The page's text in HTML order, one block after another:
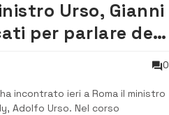
Urso, Gianni
per parlare del
0
incontrato ieri a Roma il ministro
Adolfo Urso. Nel corso